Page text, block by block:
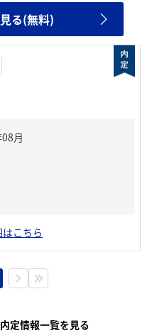
る(無料)
月
こちら
定情報一覧を見る